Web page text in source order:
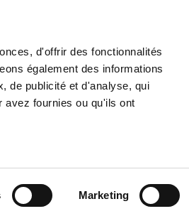
d'offrir des fonctionnalités
également des informations
de publicité et d'analyse, qui
avez fournies ou qu'ils ont
Marketing
International Politics
FOR